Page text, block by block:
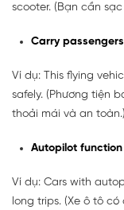
scooter. (Bạn cần
Carry
Ví dụ: This flying
safely. (Phương tiện
thoải mái và an toàn.)
Autopilot
Ví dụ: Cars with
long trips. (Xe ô tô